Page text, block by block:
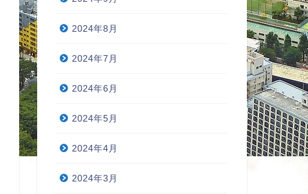
2024年8月
2024年7月
2024年6月
2024年5月
2024年4月
2024年3月